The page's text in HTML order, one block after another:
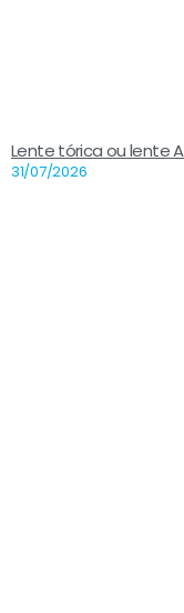
Lente tórica ou lente
31/07/2026